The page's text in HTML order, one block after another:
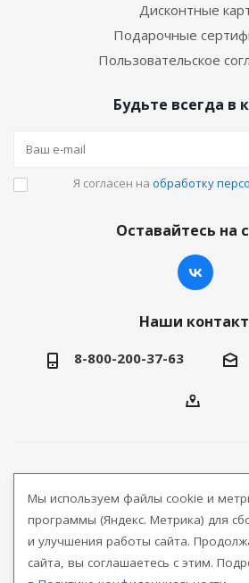
Дисконтные
Подарочные
Пользовательское
Будьте всегда в
Я согласен на обработку
Оставайтесь на
Наши
8-800-200-37-63
продукции
Версия для
Мы используем файлы cookie и
программы (Яндекс. Метрика) для
и улучшения работы сайта.
сайта, вы соглашаетесь с этим.